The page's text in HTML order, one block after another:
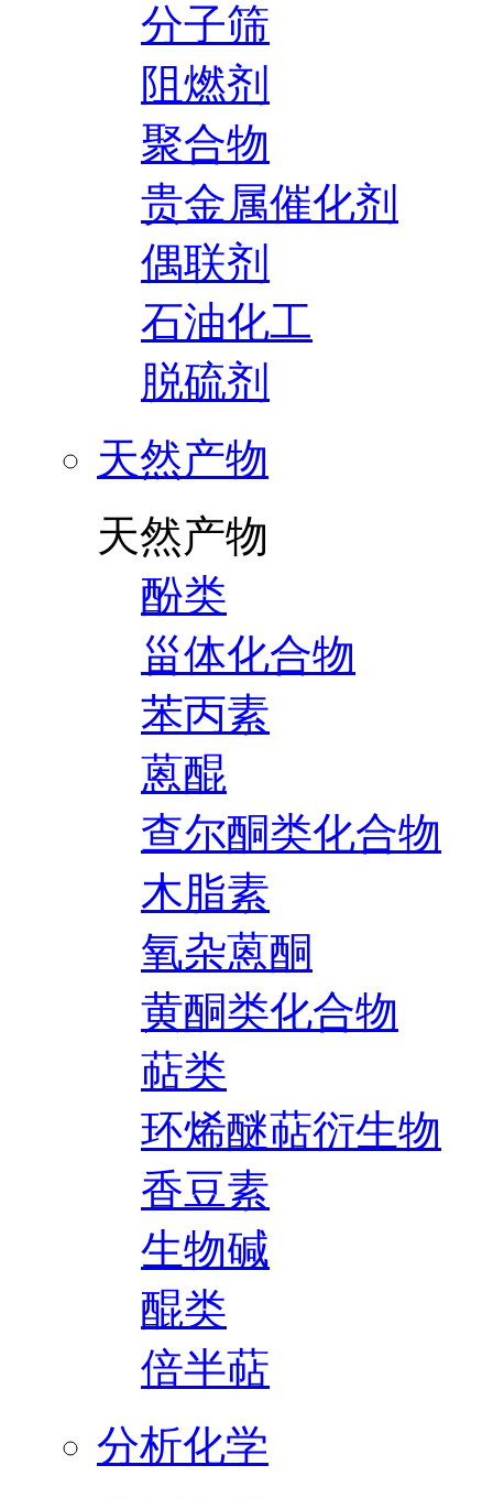
分子筛
阻燃剂
聚合物
贵金属催化剂
偶联剂
石油化工
脱硫剂
天然产物
天然产物
酚类
甾体化合物
苯丙素
蒽醌
查尔酮类化合物
木脂素
氧杂蒽酮
黄酮类化合物
萜类
环烯醚萜衍生物
香豆素
生物碱
醌类
倍半萜
分析化学